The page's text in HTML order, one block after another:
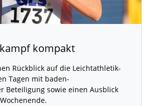
kompakt
Rückblick auf die Leichtathletik-
Tagen mit baden-
Beteiligung sowie einen Ausblick